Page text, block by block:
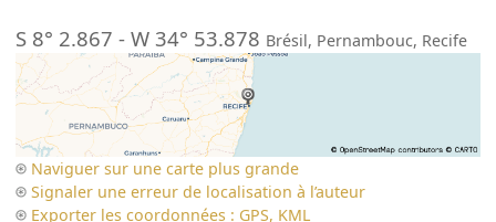
S 8° 2.867 -W 34° 53.878 Brésil, Pernambouc, Recife
Naviguer sur une carte plus grande
Signaler une erreur de localisation à l’auteur
Exporter les coordonnées : GPS, KML